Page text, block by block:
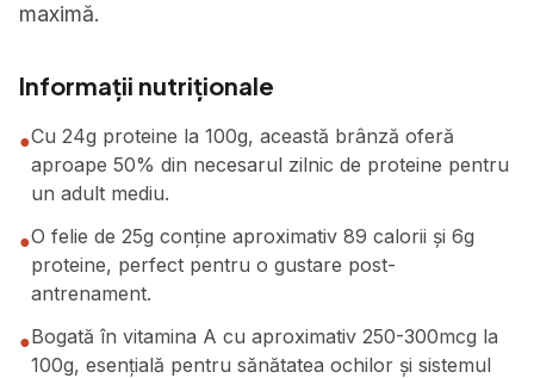
maximă.
Informații nutriționale
●Cu 24g proteine la 100g, această brânză oferă
aproape 50% din necesarul zilnic de proteine pentru
un adult mediu.
●O felie de 25g conține aproximativ 89 calorii și 6g
proteine, perfect pentru o gustare post-
antrenament.
●Bogată în vitamina A cu aproximativ 250-300mcg la
100g, esențială pentru sănătatea ochilor și sistemul